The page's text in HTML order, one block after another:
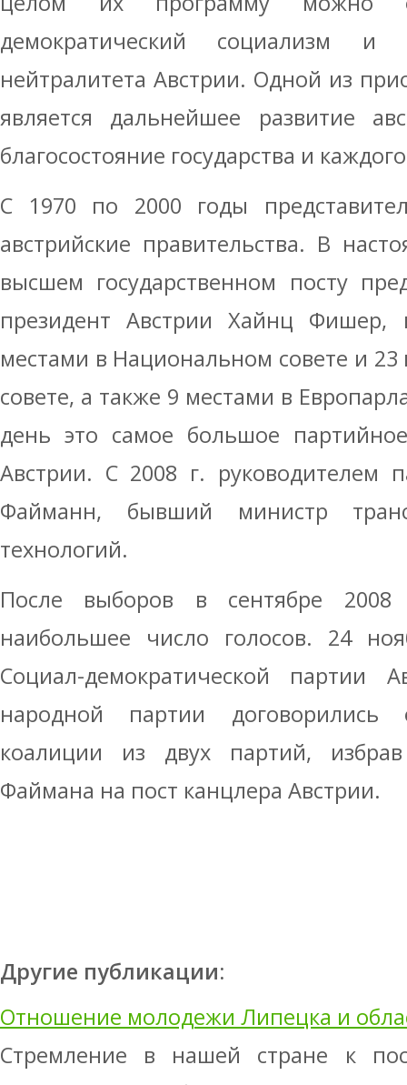
демократический социализм и
нейтралитета Австрии. Одной из
является дальнейшее развитие
благосостояние государства и
С 1970 по 2000 годы
австрийские правительства. В
высшем государственном посту
президент Австрии Хайнц Фишер,
местами в Национальном совете и
совете, а также 9 местами в
день это самое большое
Австрии. С 2008 г. руководителем
Файманн, бывший министр
технологий.
После выборов в сентябре
наибольшее число голосов. 24
Социал-демократической партии
народной партии
коалиции из двух партий,
Файмана на пост канцлера Австрии.
Другие публикации:
Отношение молодежи Липецка и
Стремление в нашей стране к